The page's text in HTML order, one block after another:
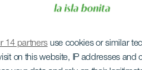
14 partners use cookies or similar
on this website, IP addresses and